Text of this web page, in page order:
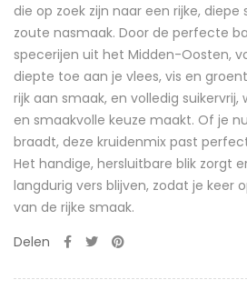
die op zoek zijn naar een rijke,
zoute nasmaak. Door de perfecte
specerijen uit het Midden-Oosten,
diepte toe aan je vlees, vis en
rijk aan smaak, en volledig
en smaakvolle keuze maakt. Of je
braadt, deze kruidenmix past
Het handige, hersluitbare blik zorgt
langdurig vers blijven, zodat je keer
van de rijke smaak.
Delen